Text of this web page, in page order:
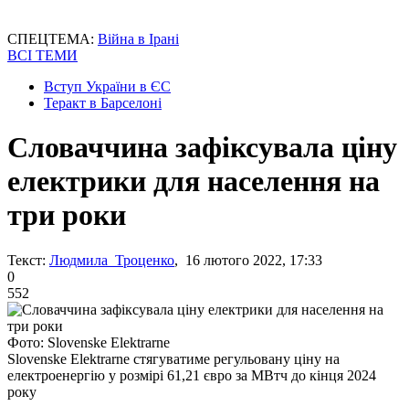
СПЕЦТЕМА: Війна в Ірані
ВСІ ТЕМИ
Вступ України в ЄС
Теракт в Барселоні
Словаччина зафіксувала ціну
електрики для населення на
три роки
Текст: Людмила Троценко, 16 лютого 2022, 17:33
0
552
Фото: Slovenske Elektrarne
Slovenske Elektrarne стягуватиме регульовану ціну на
електроенергію у розмірі 61,21 євро за МВтч до кінця 2024
року